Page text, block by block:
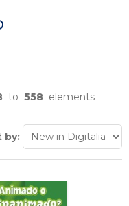
to 558 elements
by: